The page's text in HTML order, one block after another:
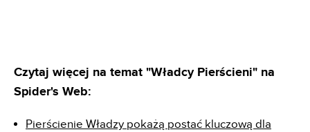
Czytaj więcej na temat "Władcy Pierścieni" na
Spider's Web:
Pierścienie Władzy pokażą postać kluczową dla